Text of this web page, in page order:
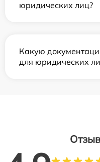
юридических лиц?
Какую
для юридических